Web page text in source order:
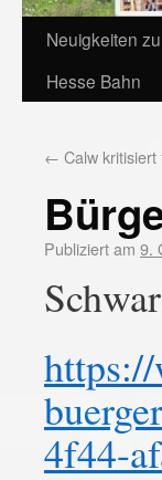
Neuigkeiten
Hesse Bahn
← Calw
Publiziert am 9.
4f44-